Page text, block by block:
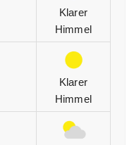
Klarer
Himmel
Klarer
Himmel